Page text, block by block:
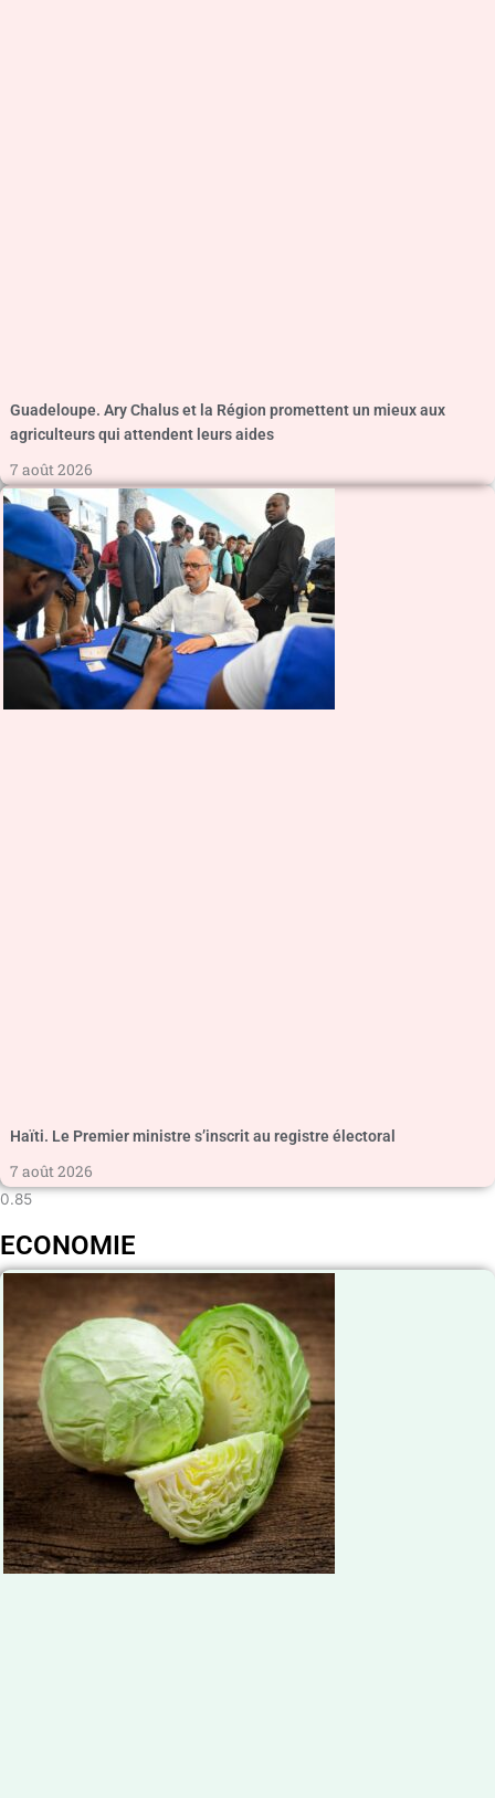
Guadeloupe. Ary Chalus et la Région promettent un mieux aux
agriculteurs qui attendent leurs aides
7 août 2026
Haïti. Le Premier ministre s’inscrit au registre électoral
7 août 2026
ECONOMIE